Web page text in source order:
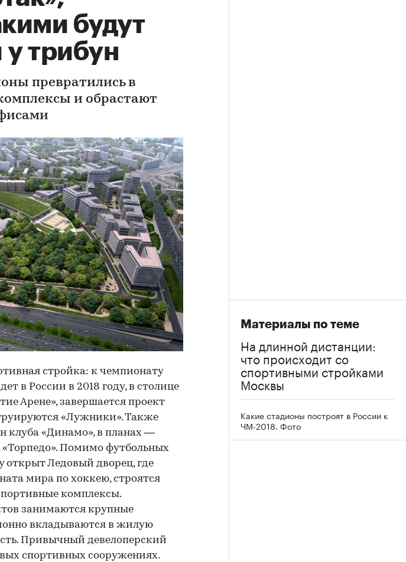
будут
трибун
превратились в
и обрастают
стройка: к чемпионату
в России в 2018 году, в столице
Арене», завершается проект
«Лужники». Также
клуба «Динамо», в планах —
«Торпедо». Помимо футбольных
открыт Ледовый дворец, где
мира по хоккею, строятся
комплексы.
занимаются крупные
вкладываются в жилую
Привычный девелоперский
спортивных сооружениях.
Материалы по теме
На длинной дистанции:
что происходит со
спортивными стройками
Москвы
Какие стадионы построят в России к
ЧМ-2018. Фото